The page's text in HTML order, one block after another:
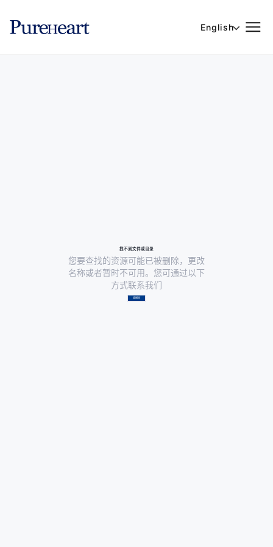
English
找不到文件或目录
您要查找的资源可能已被删除，更改
名称或者暂时不可用。您可通过以下
方式联系我们
返回首页